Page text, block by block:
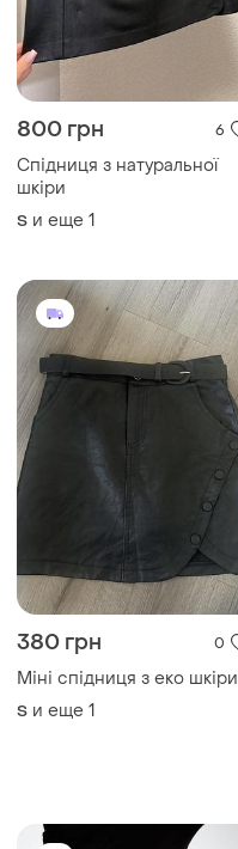
800 грн 6
Спідниця з натуральної
шкіри
S и еще 1
380 грн 0
Міні спідниця з еко шкіри
S и еще 1